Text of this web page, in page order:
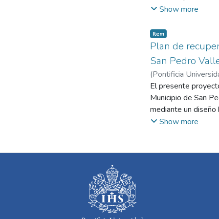
urbano-
La propuesta
reduciendo el
Show more
Item
Plan de
San Pedro
(Pontificia
El presente
Municipio de San
mediante un diseño
su estado crítico y
los recursos
funcional,
este proyecto
Show more